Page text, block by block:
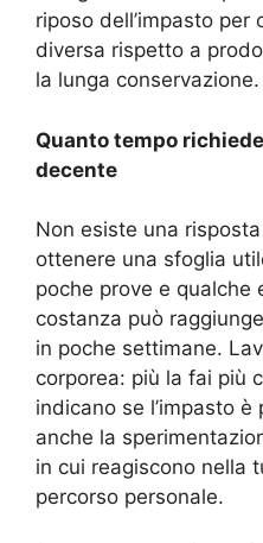
riposo dell’impasto per
diversa rispetto a
la lunga conservazione.
Quanto tempo
decente
Non esiste una
ottenere una sfoglia
poche prove e qualche
costanza può
in poche settimane.
corporea: più la fai più
indicano se l’impasto
anche la
in cui reagiscono nella
percorso personale.